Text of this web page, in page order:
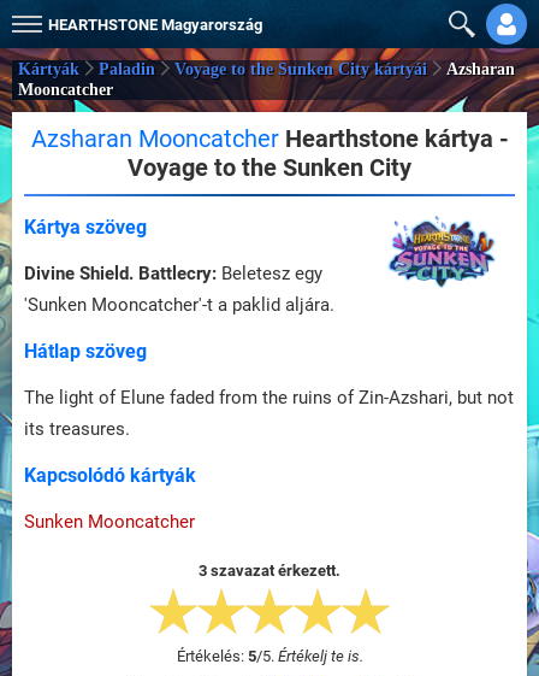
HEARTHSTONE Magyarország
Kártyák Paladin Voyage to the Sunken City kártyái
Azsharan
Mooncatcher
Azsharan MooncatcherHearthstone kártya -
Voyage to the Sunken City
Kártya szöveg
Divine Shield. Battlecry: Beletesz egy
'Sunken Mooncatcher'-t a paklid aljára.
Hátlap szöveg
The light of Elune faded from the ruins of Zin-Azshari, but not
its treasures.
Kapcsolódó kártyák
Sunken Mooncatcher
3 szavazat érkezett.
Értékelés: 5/5. Értékelj te is.